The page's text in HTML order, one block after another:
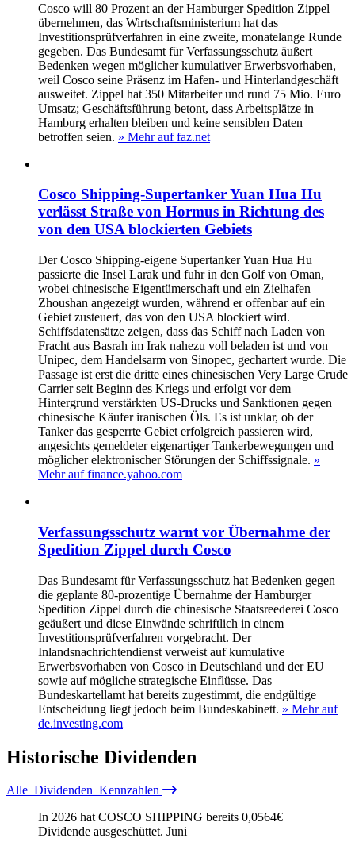
Cosco will 80 Prozent an der Hamburger Spedition Zippel
übernehmen, das Wirtschaftsministerium hat das
Investitionsprüfverfahren in eine zweite, monatelange Runde
gegeben. Das Bundesamt für Verfassungsschutz äußert
Bedenken wegen möglicher kumulativer Erwerbsvorhaben,
weil Cosco seine Präsenz im Hafen- und Hinterlandgeschäft
ausweitet. Zippel hat 350 Mitarbeiter und rund 75 Mio. Euro
Umsatz; Geschäftsführung betont, dass Arbeitsplätze in
Hamburg erhalten bleiben und keine sensiblen Daten
betroffen seien. » Mehr auf faz.net
Cosco Shipping-Supertanker Yuan Hua Hu
verlässt Straße von Hormus in Richtung des
von den USA blockierten Gebiets
Der Cosco Shipping-eigene Supertanker Yuan Hua Hu
passierte die Insel Larak und fuhr in den Golf von Oman,
wobei chinesische Eigentümerschaft und ein Zielhafen
Zhoushan angezeigt wurden, während er offenbar auf ein
Gebiet zusteuert, das von den USA blockiert wird.
Schiffsdatensätze zeigen, dass das Schiff nach Laden von
Fracht aus Basrah im Irak nahezu voll beladen ist und von
Unipec, dem Handelsarm von Sinopec, gechartert wurde. Die
Passage ist erst die dritte eines chinesischen Very Large Crude
Carrier seit Beginn des Kriegs und erfolgt vor dem
Hintergrund verstärkten US-Drucks und Sanktionen gegen
chinesische Käufer iranischen Öls. Es ist unklar, ob der
Tanker das gesperrte Gebiet erfolgreich passieren wird,
angesichts gemeldeter eigenartiger Tankerbewegungen und
möglicher elektronischer Störungen der Schiffssignale. »
Mehr auf finance.yahoo.com
Verfassungsschutz warnt vor Übernahme der
Spedition Zippel durch Cosco
Das Bundesamt für Verfassungsschutz hat Bedenken gegen
die geplante 80-prozentige Übernahme der Hamburger
Spedition Zippel durch die chinesische Staatsreederei Cosco
geäußert und diese Einwände schriftlich in einem
Investitionsprüfverfahren vorgebracht. Der
Inlandsnachrichtendienst verweist auf kumulative
Erwerbsvorhaben von Cosco in Deutschland und der EU
sowie auf mögliche strategische Einflüsse. Das
Bundeskartellamt hat bereits zugestimmt, die endgültige
Entscheidung liegt jedoch beim Bundeskabinett. » Mehr auf
de.investing.com
Historische Dividenden
Alle Dividenden Kennzahlen
In 2026 hat COSCO SHIPPING bereits 0,0564€
Dividende ausgeschüttet. Juni